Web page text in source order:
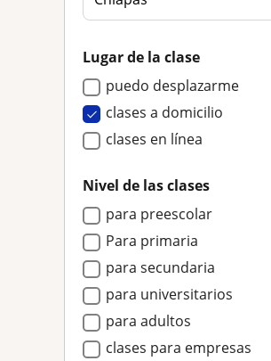
Lugar de la clase
puedo desplazarme
clases a domicilio
clases en línea
Nivel de las clases
para preescolar
Para primaria
para secundaria
para universitarios
para adultos
clases para empresas